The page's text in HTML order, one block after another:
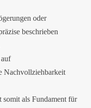
oder
beschrieben
Nachvollziehbarkeit
als Fundament für